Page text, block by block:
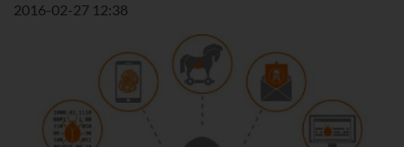
2016-02-27 12:38